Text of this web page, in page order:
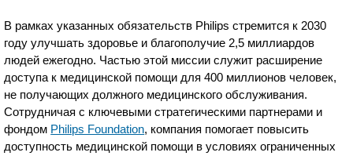
В рамках указанных обязательств Philips стремится к 2030
году улучшать здоровье и благополучие 2,5 миллиардов
людей ежегодно. Частью этой миссии служит расширение
доступа к медицинской помощи для 400 миллионов человек,
не получающих должного медицинского обслуживания.
Сотрудничая с ключевыми стратегическими партнерами и
фондом Philips Foundation, компания помогает повысить
доступность медицинской помощи в условиях ограниченных